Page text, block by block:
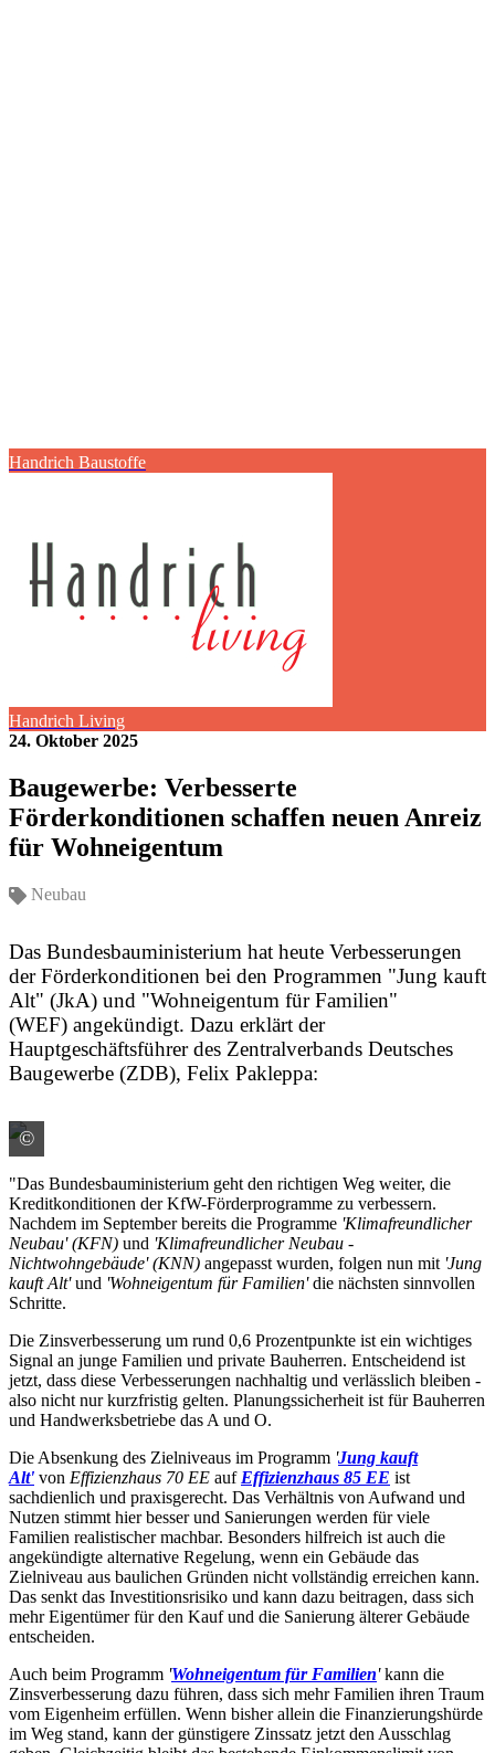
Handrich Baustoffe
Handrich Living
24. Oktober 2025
Baugewerbe: Verbesserte
Förderkonditionen schaffen neuen Anreiz
für Wohneigentum
Neubau
Das Bundesbauministerium hat heute Verbesserungen
der Förderkonditionen bei den Programmen "Jung kauft
Alt" (JkA) und "Wohneigentum für Familien"
(WEF) angekündigt. Dazu erklärt der
Hauptgeschäftsführer des Zentralverbands Deutsches
Baugewerbe (ZDB), Felix Pakleppa:
©
"Das Bundesbauministerium geht den richtigen Weg weiter, die
Kreditkonditionen der KfW-Förderprogramme zu verbessern.
Nachdem im September bereits die Programme 'Klimafreundlicher
Neubau' (KFN) und 'Klimafreundlicher Neubau -
Nichtwohngebäude' (KNN) angepasst wurden, folgen nun mit 'Jung
kauft Alt'und 'Wohneigentum für Familien'die nächsten sinnvollen
Schritte.
Die Zinsverbesserung um rund 0,6 Prozentpunkte ist ein wichtiges
Signal an junge Familien und private Bauherren. Entscheidend ist
jetzt, dass diese Verbesserungen nachhaltig und verlässlich bleiben -
also nicht nur kurzfristig gelten. Planungssicherheit ist für Bauherren
und Handwerksbetriebe das A und O.
Die Absenkung des Zielniveaus im Programm 'Jung kauft
Alt' von Effizienzhaus 70 EE auf Effizienzhaus 85 EE ist
sachdienlich und praxisgerecht. Das Verhältnis von Aufwand und
Nutzen stimmt hier besser und Sanierungen werden für viele
Familien realistischer machbar. Besonders hilfreich ist auch die
angekündigte alternative Regelung, wenn ein Gebäude das
Zielniveau aus baulichen Gründen nicht vollständig erreichen kann.
Das senkt das Investitionsrisiko und kann dazu beitragen, dass sich
mehr Eigentümer für den Kauf und die Sanierung älterer Gebäude
entscheiden.
Auch beim Programm 'Wohneigentum für Familien'kann die
Zinsverbesserung dazu führen, dass sich mehr Familien ihren Traum
vom Eigenheim erfüllen. Wenn bisher allein die Finanzierungshürde
im Weg stand, kann der günstigere Zinssatz jetzt den Ausschlag